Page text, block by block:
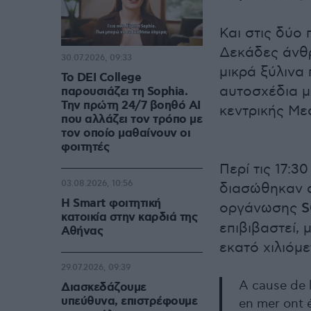
Και στις δύο
Δεκάδες
μικρά
αυτοσχέδια
κεντρικής
Περί τις
διασώθηκαν
οργάνωσης
επιβιβαστεί,
εκατό
A cause de
en mer ont
Το DEI College
παρουσιάζει τη Sophia.
Την πρώτη 24/7 βοηθό AI
που αλλάζει τον τρόπο με
τον οποίο μαθαίνουν οι
φοιτητές
30.07.2026, 09:33
Η Smart φοιτητική
κατοικία στην καρδιά της
Αθήνας
03.08.2026, 10:56
Διασκεδάζουμε
υπεύθυνα, επιστρέφουμε
29.07.2026, 09:39